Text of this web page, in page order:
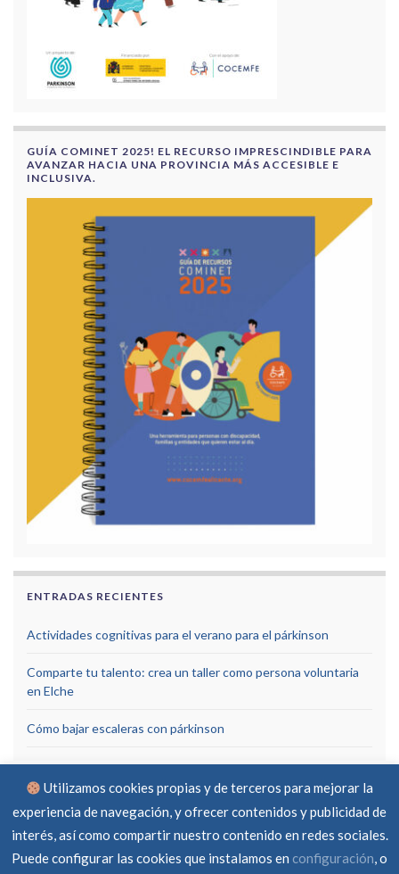
GUÍA COMINET 2025! EL RECURSO IMPRESCINDIBLE PARA
AVANZAR HACIA UNA PROVINCIA MÁS ACCESIBLE E
INCLUSIVA.
ENTRADAS RECIENTES
Actividades cognitivas para el verano para el párkinson
Comparte tu talento: crea un taller como persona voluntaria
en Elche
Cómo bajar escaleras con párkinson
Aviso Legal Política de privacidad
Política de cookies
Utilizamos cookies propias y de terceros para mejorar la
experiencia de navegación, y ofrecer contenidos y publicidad de
interés, así como compartir nuestro contenido en redes sociales.
Puede configurar las cookies que instalamos en configuración, o